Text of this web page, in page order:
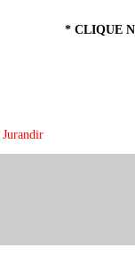
* CLIQUE
Jurandir